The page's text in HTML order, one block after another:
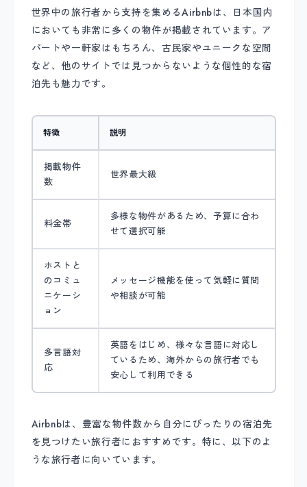
世界中の旅行者から支持を集めるAirbnbは、日本国内
においても非常に多くの物件が掲載されています。ア
パートや一軒家はもちろん、古民家やユニークな空間
など、他のサイトでは見つからないような個性的な宿
泊先も魅力です。
特徴 説明
掲載物件
数
世界最大級
料金帯
多様な物件があるため、予算に合わ
せて選択可能
ホストと
のコミュ
ニケーシ
ョン
メッセージ機能を使って気軽に質問
や相談が可能
多言語対
応
英語をはじめ、様々な言語に対応し
ているため、海外からの旅行者でも
安心して利用できる
Airbnbは、豊富な物件数から自分にぴったりの宿泊先
を見つけたい旅行者におすすめです。特に、以下のよ
うな旅行者に向いています。